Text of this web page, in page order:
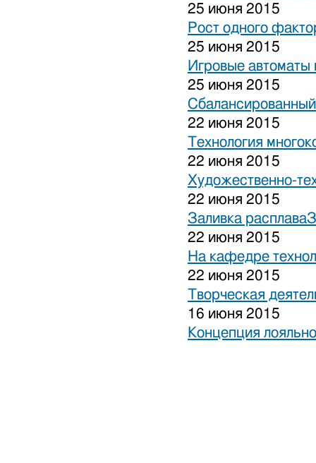
25 июня 2015
Рост одного
25 июня 2015
Игровые
25 июня 2015
22 июня 2015
Технология
22 июня 2015
Художественно-
22 июня 2015
Заливка
22 июня 2015
На кафедре
22 июня 2015
Творческая
16 июня 2015
Концепция